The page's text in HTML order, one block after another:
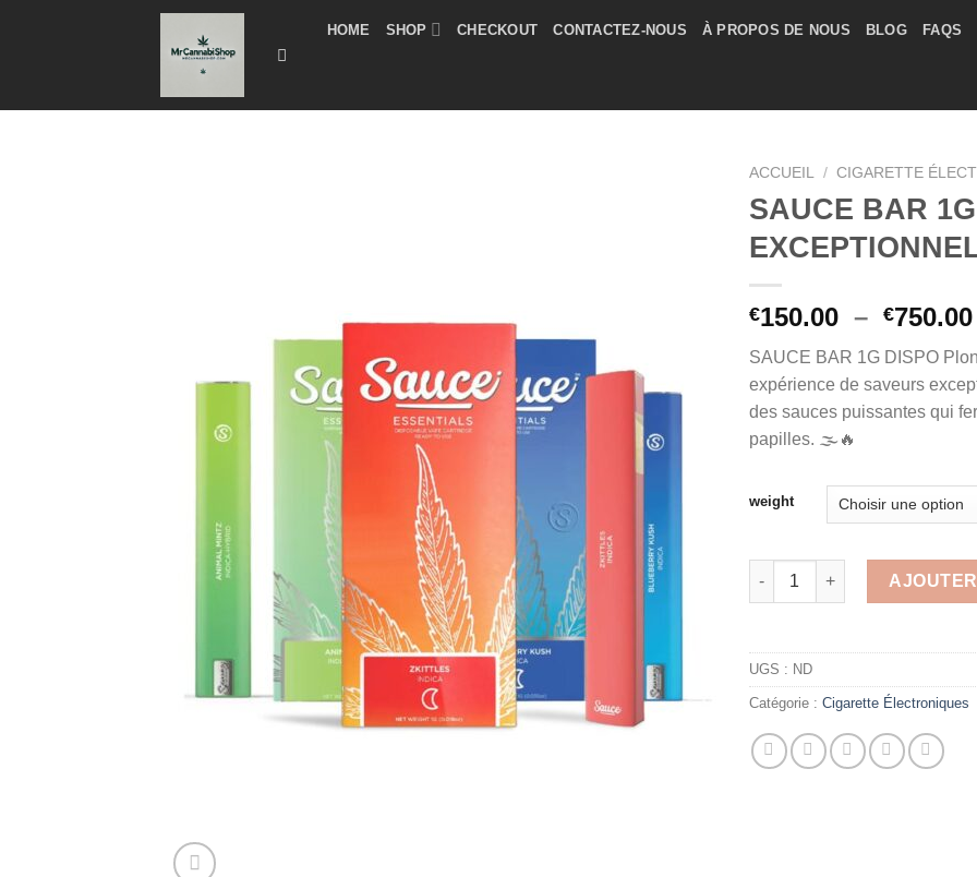
HOME SHOP CHECKOUT CONTACTEZ-NOUS À PROPOS DE NOUS BLOG FAQS
ACCUEIL / CIGARETTE
SAUCE BAR
€150.00 – €750.00
SAUCE BAR 1G DISPO
expérience de saveurs
des sauces puissantes qui
papilles. 🌫️🔥
weight
quantité de SAUCE BAR 1G
UGS : ND
Catégorie : Cigarette Électroniques